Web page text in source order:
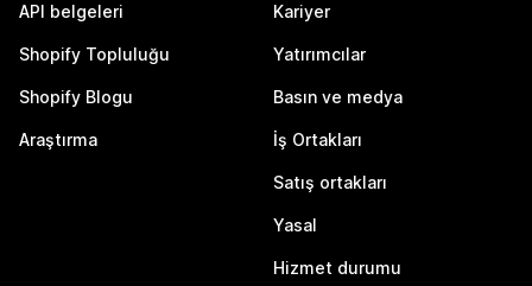
API belgeleri
Shopify Topluluğu
Shopify Blogu
Araştırma
Kariyer
Yatırımcılar
Basın ve medya
İş Ortakları
Satış ortakları
Yasal
Hizmet durumu